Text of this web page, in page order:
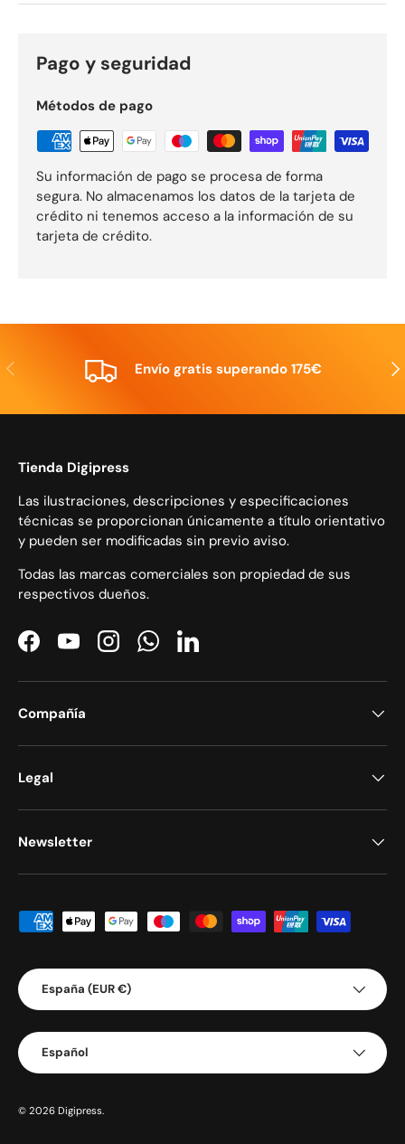
Pago y seguridad
Métodos de pago
Su información de pago se procesa de forma
segura. No almacenamos los datos de la tarjeta de
crédito ni tenemos acceso a la información de su
tarjeta de crédito.
Anterior Envío gratis superando 175€
Tienda Digipress
Las ilustraciones, descripciones y especificaciones
técnicas se proporcionan únicamente a título orientativo
y pueden ser modificadas sin previo aviso.
Todas las marcas comerciales son propiedad de sus
respectivos dueños.
FacebookYouTubeInstagramWhatsAppLinkedIn
Compañía
Legal
Newsletter
Formas de pago aceptadas
País/Región
España (EUR €)
Idioma
Español
© 2026 Digipress